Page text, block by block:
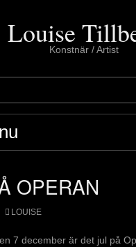
Louise
Konstnär / Artist
OPERAN
LOUISE
7 december är det jul på